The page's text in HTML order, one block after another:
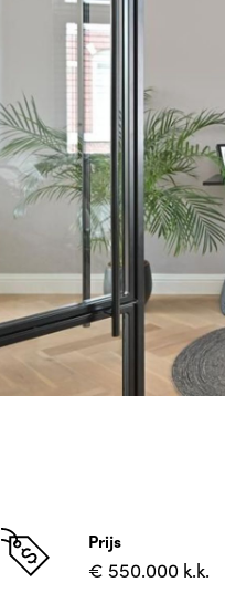
Prijs
€ 550.000 k.k.